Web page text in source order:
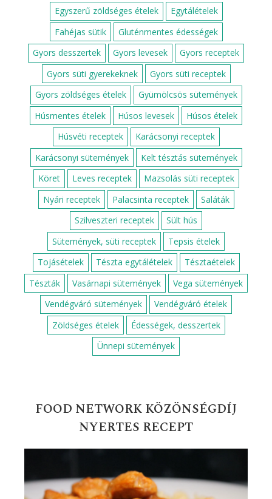
Egyszerű zöldséges ételek
Egytálételek
Fahéjas sütik
Gluténmentes édességek
Gyors desszertek
Gyors levesek
Gyors receptek
Gyors süti gyerekeknek
Gyors süti receptek
Gyors zöldséges ételek
Gyümölcsös sütemények
Húsmentes ételek
Húsos levesek
Húsos ételek
Húsvéti receptek
Karácsonyi receptek
Karácsonyi sütemények
Kelt tésztás sütemények
Köret
Leves receptek
Mazsolás süti receptek
Nyári receptek
Palacsinta receptek
Saláták
Szilveszteri receptek
Sült hús
Sütemények, süti receptek
Tepsis ételek
Tojásételek
Tészta egytálételek
Tésztaételek
Tészták
Vasárnapi sütemények
Vega sütemények
Vendégváró sütemények
Vendégváró ételek
Zöldséges ételek
Édességek, desszertek
Ünnepi sütemények
FOOD NETWORK KÖZÖNSÉGDÍJ
NYERTES RECEPT